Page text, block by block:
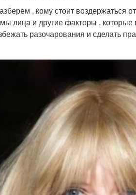
, кому стоит воздержаться
лица и другие факторы , которые
разочарования и сделать